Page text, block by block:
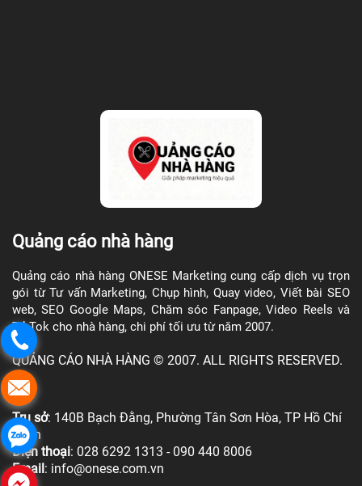
Quảng cáo nhà hàng
Quảng cáo nhà hàng ONESE Marketing cung cấp dịch vụ trọn
gói từ Tư vấn Marketing, Chụp hình, Quay video, Viết bài SEO
web, SEO Google Maps, Chăm sóc Fanpage, Video Reels và
TikTok cho nhà hàng, chi phí tối ưu từ năm 2007.
QUẢNG CÁO NHÀ HÀNG © 2007. ALL RIGHTS RESERVED.
Trụ sở: 140B Bạch Đằng, Phường Tân Sơn Hòa, TP Hồ Chí
Minh
Điện thoại: 028 6292 1313 - 090 440 8006
Email: info@onese.com.vn